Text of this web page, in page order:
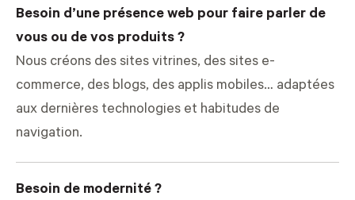
Besoin d’une présence web pour faire parler de
vous ou de vos produits ?
Nous créons des sites vitrines, des sites e-
commerce, des blogs, des applis mobiles… adaptées
aux dernières technologies et habitudes de
navigation.
Besoin de modernité ?